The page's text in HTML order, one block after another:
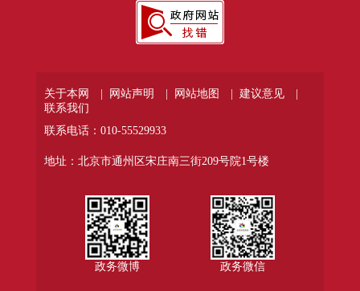
关于本网 | 网站声明 | 网站地图 |
建议意见 |
联系我们
联系电话：010-55529933
地址：北京市通州区宋庄南三街209号院1号楼
政务微博 政务微信